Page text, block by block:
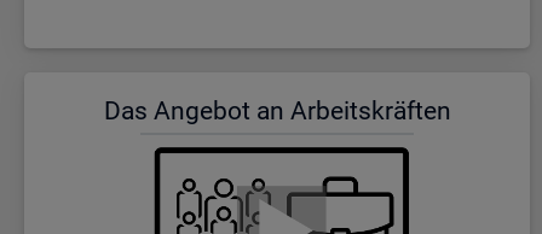
Das An­ge­bot an Ar­beits­kräf­ten